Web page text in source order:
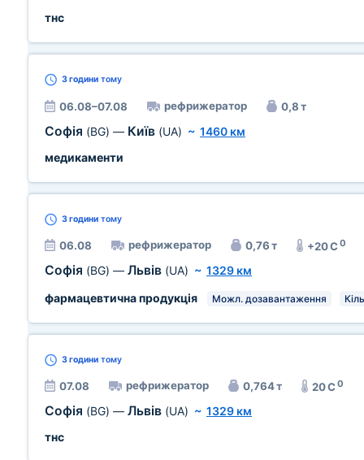
тнс
3 години тому
06.08–07.08 рефрижератор 0,8 т
Софія (BG) — Київ (UA) ~ 1460 км
медикаменти
3 години тому
06.08 рефрижератор 0,76 т +20 C0
Софія (BG) — Львів (UA) ~ 1329 км
фармацевтична продукція
Можл. дозавантаження
3 години тому
07.08 рефрижератор 0,764 т 20 C0
Софія (BG) — Львів (UA) ~ 1329 км
тнс